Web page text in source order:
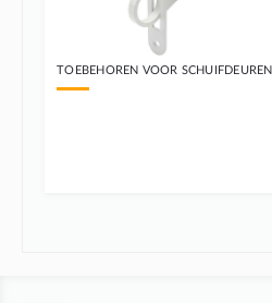
TOEBEHOREN VOOR SCHUIFDEUREN